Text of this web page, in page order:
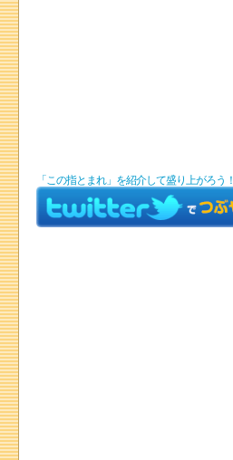
「この指とまれ」を紹介して盛り上がろう！